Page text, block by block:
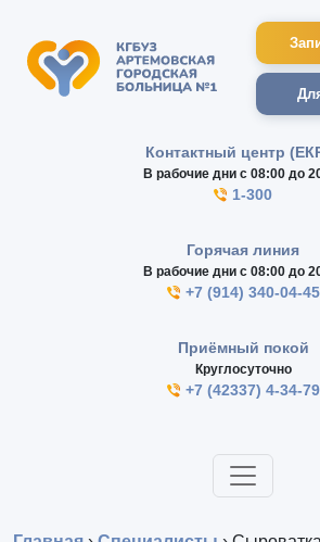
Контактный центр
В рабочие дни с 08:00 до
1-300
Горячая линия
В рабочие дни с 08:00 до
+7 (914) 340-04-45
Приёмный покой
Круглосуточно
+7 (42337) 4-34-79